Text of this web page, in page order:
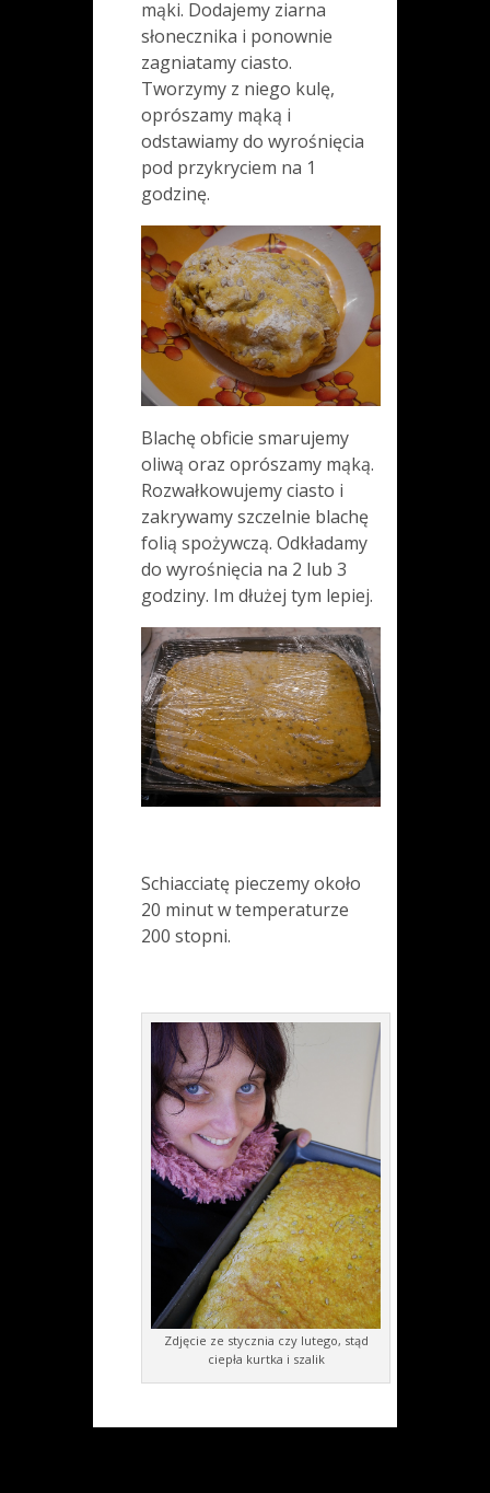
mąki. Dodajemy ziarna
słonecznika i ponownie
zagniatamy ciasto.
Tworzymy z niego kulę,
oprószamy mąką i
odstawiamy do wyrośnięcia
pod przykryciem na 1
godzinę.
Blachę obficie smarujemy
oliwą oraz oprószamy mąką.
Rozwałkowujemy ciasto i
zakrywamy szczelnie blachę
folią spożywczą. Odkładamy
do wyrośnięcia na 2 lub 3
godziny. Im dłużej tym lepiej.
Schiacciatę pieczemy około
20 minut w temperaturze
200 stopni.
Zdjęcie ze stycznia czy lutego, stąd
ciepła kurtka i szalik